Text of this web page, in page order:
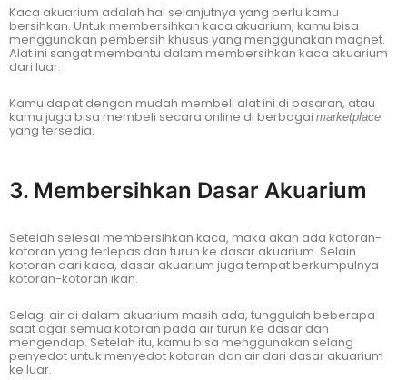
Kaca akuarium adalah hal selanjutnya yang perlu kamu
bersihkan. Untuk membersihkan kaca akuarium, kamu bisa
menggunakan pembersih khusus yang menggunakan magnet.
Alat ini sangat membantu dalam membersihkan kaca akuarium
dari luar.
Kamu dapat dengan mudah membeli alat ini di pasaran, atau
kamu juga bisa membeli secara online di berbagai marketplace
yang tersedia.
3. Membersihkan Dasar Akuarium
Setelah selesai membersihkan kaca, maka akan ada kotoran-
kotoran yang terlepas dan turun ke dasar akuarium. Selain
kotoran dari kaca, dasar akuarium juga tempat berkumpulnya
kotoran-kotoran ikan.
Selagi air di dalam akuarium masih ada, tunggulah beberapa
saat agar semua kotoran pada air turun ke dasar dan
mengendap. Setelah itu, kamu bisa menggunakan selang
penyedot untuk menyedot kotoran dan air dari dasar akuarium
ke luar.